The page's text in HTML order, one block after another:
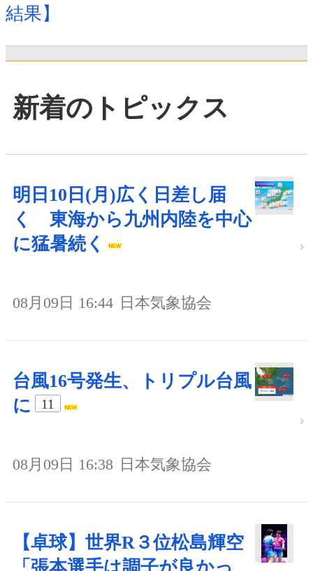
結果】
新着のトピックス
明日10日(月)広く日差し届
く 東海から九州内陸を中心
に猛暑続く
08月09日 16:44 日本気象協会
台風16号発生、トリプル台風
に
11
08月09日 16:38 日本気象協会
【卓球】世界R３位松島輝空